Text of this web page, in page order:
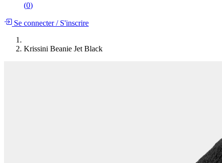
(0)
Se connecter/S'inscrire
Krissini Beanie Jet Black